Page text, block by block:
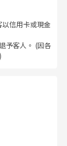
信用卡或現金
予客人。 (因各